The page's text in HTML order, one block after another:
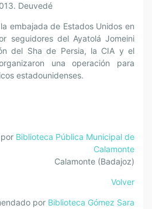
Deuvedé
embajada de Estados Unidos en
seguidores del Ayatolá Jomeini
del Sha de Persia, la CIA y el
una operación para
estadounidenses.
Biblioteca Pública Municipal de
Calamonte
Calamonte (Badajoz)
Volver
por Biblioteca Gómez Sara